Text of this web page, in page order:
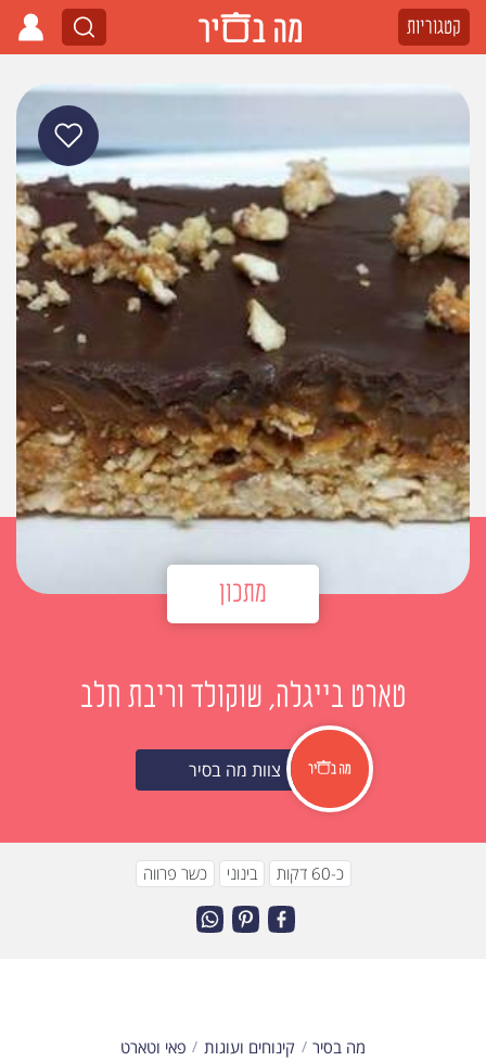
קטגוריות
מתכון
טארט בייגלה, שוקולד וריבת חלב
צוות מה בסיר
כ-60 דקות בינוני כשר פרווה
מה בסיר קינוחים ועוגות
פאי וטארט